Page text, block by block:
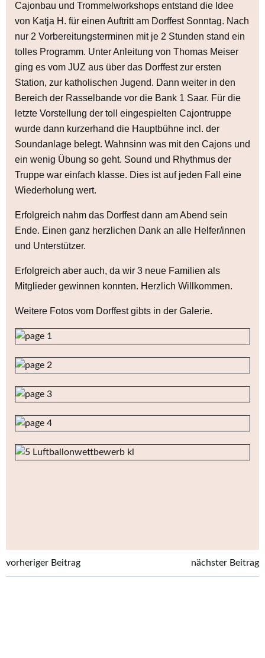
Cajonbau und Trommelworkshops entstand die Idee
von Katja H. für einen Auftritt am Dorffest Sonntag. Nach
nur 2 Vorbereitungsterminen mit je 2 Stunden stand ein
tolles Programm. Unter Anleitung von Thomas Meiser
ging es vom JUZ aus über das Dorffest zur ersten
Station, zur katholischen Jugend. Dann weiter in den
Bereich der Rasselbande vor die Bank 1 Saar. Für die
letzte Vorstellung der toll eingespielten Cajontruppe
wurde dann kurzerhand die Hauptbühne incl. der
Soundanlage belegt. Wahnsinn was mit den Cajons und
ein wenig Übung so geht. Sound und Rhythmus der
Truppe war einfach klasse. Dies ist auf jeden Fall eine
Wiederholung wert.
Erfolgreich nahm das Dorffest dann am Abend sein
Ende. Einen ganz herzlichen Dank an alle Helfer/innen
und Unterstützer.
Erfolgreich aber auch, da wir 3 neue Familien als
Mitglieder gewinnen konnten. Herzlich Willkommen.
Weitere Fotos vom Dorffest gibts in der Galerie.
Post
vorheriger Beitrag nächster Beitrag